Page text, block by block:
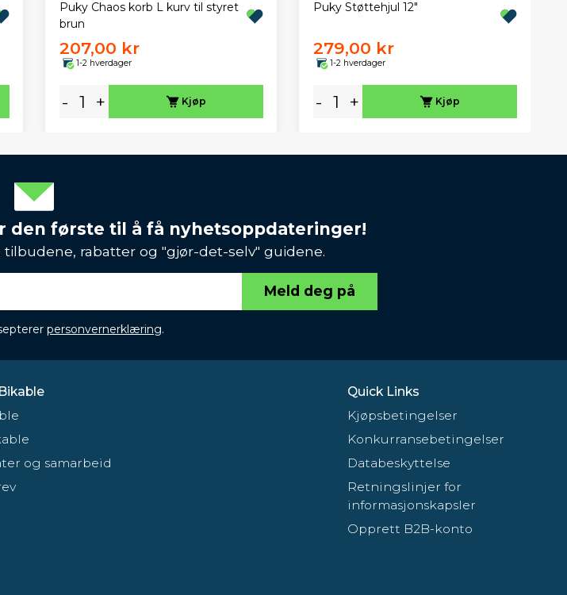
Puky Chaos korb L kurv til styret
brun
207,00 kr
1-2 hverdager
- + Kjøp
Puky Støttehjul 12"
279,00 kr
1-2 hverdager
- + Kjøp
den første til å få nyhetsoppdateringer!
rabatter og "gjør-det-selv" guidene.
Meld deg på
personvernerklæring.
og samarbeid
Quick Links
Kjøpsbetingelser
Konkurransebetingelser
Databeskyttelse
Retningslinjer for
informasjonskapsler
Opprett B2B-konto